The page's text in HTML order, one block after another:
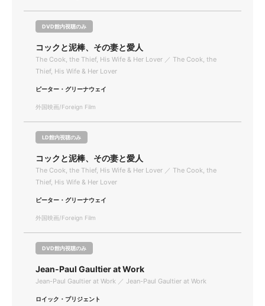
DVD館内視聴のみ
コックと泥棒、その妻と愛人
The Cook, the Thief, His Wife & Her Lover ／ The Cook, the
Thief, His Wife & Her Lover
ピーター・グリーナウェイ
外国映画/Foreign Film
LD館内視聴のみ
コックと泥棒、その妻と愛人
The Cook, the Thief, His Wife & Her Lover ／ The Cook, the
Thief, His Wife & Her Lover
ピーター・グリーナウェイ
外国映画/Foreign Film
DVD館内視聴のみ
Jean-Paul Gaultier at Work
Jean-Paul Gaultier at Work ／ Jean-Paul Gaultier at Work
ロイック・プリジェント